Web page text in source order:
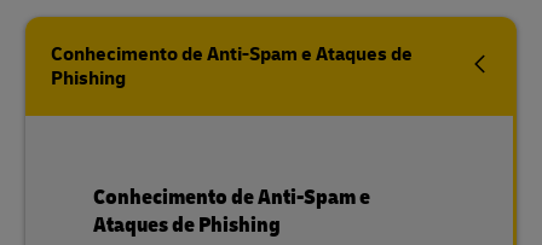
Conhecimento de Anti-Spam e Ataques de
Phishing
Conhecimento de Anti-Spam e
Ataques de Phishing